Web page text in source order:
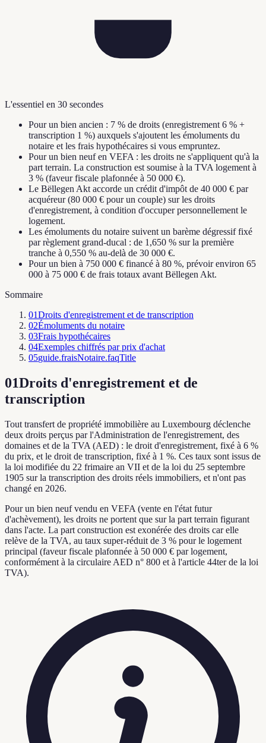
L'essentiel en 30 secondes
Pour un bien ancien : 7 % de droits (enregistrement 6 % +
transcription 1 %) auxquels s'ajoutent les émoluments du
notaire et les frais hypothécaires si vous empruntez.
Pour un bien neuf en VEFA : les droits ne s'appliquent qu'à la
part terrain. La construction est soumise à la TVA logement à
3 % (faveur fiscale plafonnée à 50 000 €).
Le Bëllegen Akt accorde un crédit d'impôt de 40 000 € par
acquéreur (80 000 € pour un couple) sur les droits
d'enregistrement, à condition d'occuper personnellement le
logement.
Les émoluments du notaire suivent un barème dégressif fixé
par règlement grand-ducal : de 1,650 % sur la première
tranche à 0,550 % au-delà de 30 000 €.
Pour un bien à 750 000 € financé à 80 %, prévoir environ 65
000 à 75 000 € de frais totaux avant Bëllegen Akt.
Sommaire
01Droits d'enregistrement et de transcription
02Émoluments du notaire
03Frais hypothécaires
04Exemples chiffrés par prix d'achat
05guide.fraisNotaire.faqTitle
01Droits d'enregistrement et de
transcription
Tout transfert de propriété immobilière au Luxembourg déclenche
deux droits perçus par l'Administration de l'enregistrement, des
domaines et de la TVA (AED) : le droit d'enregistrement, fixé à 6 %
du prix, et le droit de transcription, fixé à 1 %. Ces taux sont issus de
la loi modifiée du 22 frimaire an VII et de la loi du 25 septembre
1905 sur la transcription des droits réels immobiliers, et n'ont pas
changé en 2026.
Pour un bien neuf vendu en VEFA (vente en l'état futur
d'achèvement), les droits ne portent que sur la part terrain figurant
dans l'acte. La part construction est exonérée des droits car elle
relève de la TVA, au taux super-réduit de 3 % pour le logement
principal (faveur fiscale plafonnée à 50 000 € par logement,
conformément à la circulaire AED n° 800 et à l'article 44ter de la loi
TVA).